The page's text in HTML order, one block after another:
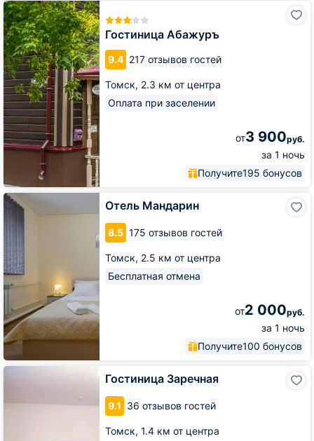
Гостиница Абажуръ
9.4 217 отзывов гостей
Томск, 2.3 км от центра
Оплата при заселении
от3 900руб.
за 1 ночь
Получите195 бонусов
Гостиница
Абажуръ
Отель Мандарин
8.5 175 отзывов гостей
Томск, 2.5 км от центра
Бесплатная отмена
от2 000руб.
за 1 ночь
Получите100 бонусов
Отель
Мандарин
Гостиница Заречная
9.1 36 отзывов гостей
Томск, 1.4 км от центра
Гостиница